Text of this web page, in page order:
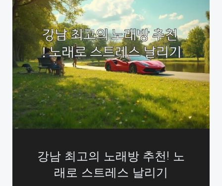
강남 최고의 노래방 추천! 노
래로 스트레스 날리기